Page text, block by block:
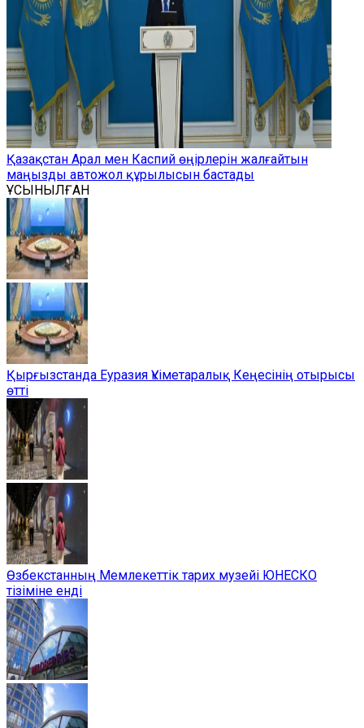
Қазақстан Арал мен Каспий өңірлерін жалғайтын
маңызды автожол құрылысын бастады
ҰСЫНЫЛҒАН
Қырғызстанда Еуразия Үкіметаралық Кеңесінің отырысы
өтті
Өзбекстанның Мемлекеттік тарих музейі ЮНЕСКО
тізіміне енді